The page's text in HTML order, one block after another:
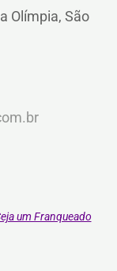
Olímpia, São
um Franqueado